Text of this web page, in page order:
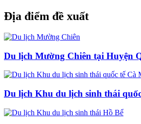
Địa điểm đề xuất
Du lịch Mường Chiên tại Huyện
Du lịch Khu du lịch sinh thái